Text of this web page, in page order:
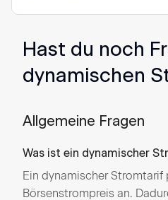
Hast du noch
dynamischen
Allgemeine Fragen
Was ist ein dynamischer
Ein dynamischer
Börsenstrompreis an.